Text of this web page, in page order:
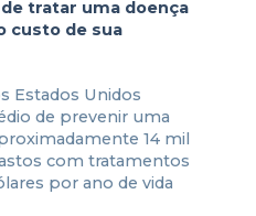
tratar uma doença
custo de sua
Estados Unidos
de prevenir uma
14 mil
com tratamentos
por ano de vida